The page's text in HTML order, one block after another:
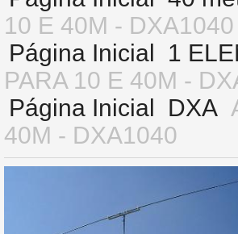
10 E 40M - DXA1040
Página Inicial
1
PARA 10 E 40M -
Página Inicial
DXA
40M - DXA1040